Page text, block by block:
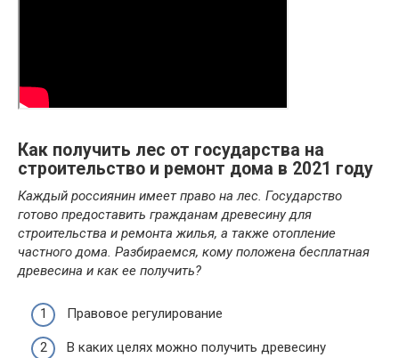
Как получить лес от государства на
строительство и ремонт дома в 2021 году
Каждый россиянин имеет право на лес. Государство
готово предоставить гражданам древесину для
строительства и ремонта жилья, а также отопление
частного дома. Разбираемся, кому положена бесплатная
древесина и как ее получить?
Правовое регулирование
В каких целях можно получить древесину